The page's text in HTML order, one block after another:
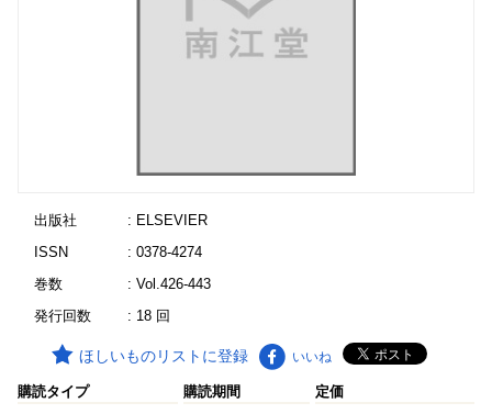
出版社
: ELSEVIER
ISSN
: 0378-4274
巻数
: Vol.426-443
発行回数
: 18 回
ほしいものリストに登録 いいね
購読タイプ 購読期間 定価